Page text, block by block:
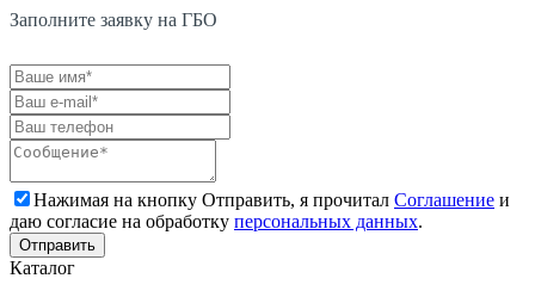
Заполните заявку на ГБО
Нажимая на кнопку Отправить, я прочитал Соглашение и
даю согласие на обработку персональных данных.
Каталог